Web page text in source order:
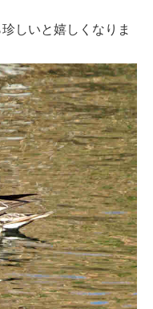
しいと嬉しくなりま